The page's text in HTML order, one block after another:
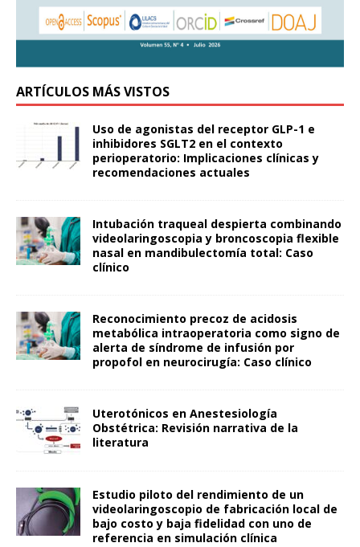
ARTÍCULOS MÁS VISTOS
Uso de agonistas del receptor GLP-1 e
inhibidores SGLT2 en el contexto
perioperatorio: Implicaciones clínicas y
recomendaciones actuales
Intubación traqueal despierta combinando
videolaringoscopia y broncoscopia flexible
nasal en mandibulectomía total: Caso
clínico
Reconocimiento precoz de acidosis
metabólica intraoperatoria como signo de
alerta de síndrome de infusión por
propofol en neurocirugía: Caso clínico
Uterotónicos en Anestesiología
Obstétrica: Revisión narrativa de la
literatura
Estudio piloto del rendimiento de un
videolaringoscopio de fabricación local de
bajo costo y baja fidelidad con uno de
referencia en simulación clínica